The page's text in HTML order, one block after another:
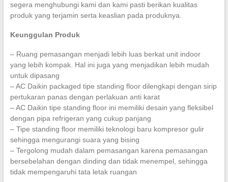
segera menghubungi kami dan kami pasti berikan kualitas
produk yang terjamin serta keaslian pada produknya.
Keunggulan Produk
– Ruang pemasangan menjadi lebih luas berkat unit indoor
yang lebih kompak. Hal ini juga yang menjadikan lebih mudah
untuk dipasang
– AC Daikin packaged tipe standing floor dilengkapi dengan sirip
pertukaran panas dengan perlakuan anti karat
– AC Daikin tipe standing floor ini memiliki desain yang fleksibel
dengan pipa refrigeran yang cukup panjang
– Tipe standing floor memiliki teknologi baru kompresor gulir
sehingga mengurangi suara yang bising
– Tergolong mudah dalam pemasangan karena pemasangan
bersebelahan dengan dinding dan tidak menempel, sehingga
tidak mempengaruhi tata letak ruangan